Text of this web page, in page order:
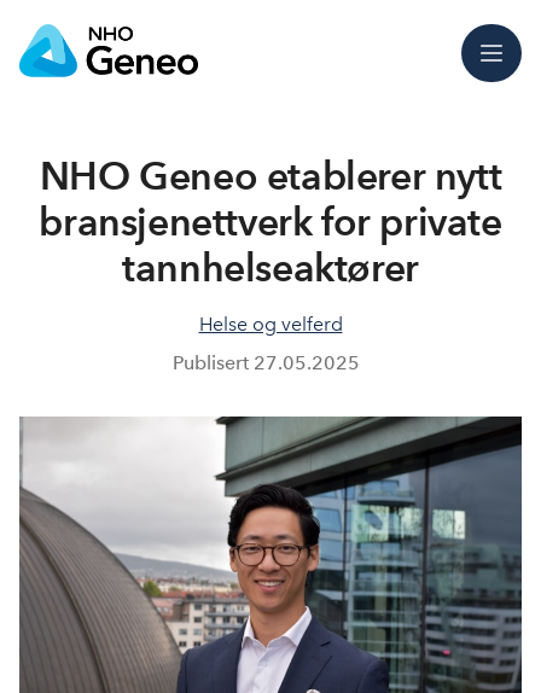
Meny
NHO Geneo etablerer nytt
bransjenettverk for private
tannhelseaktører
Helse og velferd
Publisert 27.05.2025